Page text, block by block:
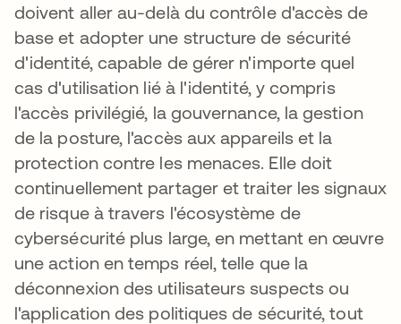
doivent aller au-delà du contrôle d'accès de
base et adopter une structure de sécurité
d'identité, capable de gérer n'importe quel
cas d'utilisation lié à l'identité, y compris
l'accès privilégié, la gouvernance, la gestion
de la posture, l'accès aux appareils et la
protection contre les menaces. Elle doit
continuellement partager et traiter les signaux
de risque à travers l'écosystème de
cybersécurité plus large, en mettant en œuvre
une action en temps réel, telle que la
déconnexion des utilisateurs suspects ou
l'application des politiques de sécurité, tout